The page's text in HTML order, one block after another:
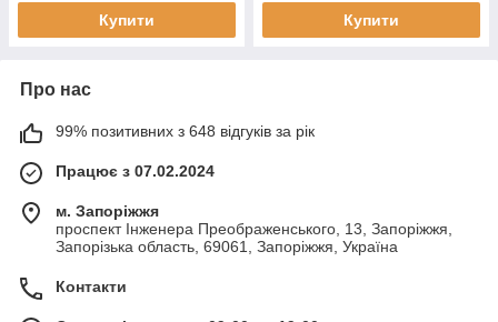
Купити Купити
Про нас
99% позитивних з 648 відгуків за рік
Працює з 07.02.2024
м. Запоріжжя
проспект Інженера Преображенського, 13, Запоріжжя,
Запорізька область, 69061, Запоріжжя, Україна
Контакти